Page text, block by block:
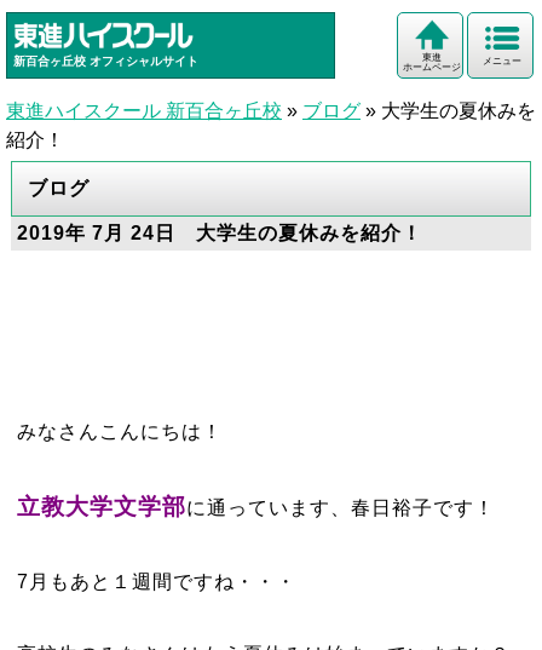
新百合ヶ丘校 オフィシャルサイト メニュー
東進
ホームページ
東進ハイスクール 新百合ヶ丘校 » ブログ » 大学生の夏休みを
紹介！
ブログ
2019年 7月 24日 大学生の夏休みを紹介！
みなさんこんにちは！
立教大学文学部に通っています、春日裕子です！
7月もあと１週間ですね・・・